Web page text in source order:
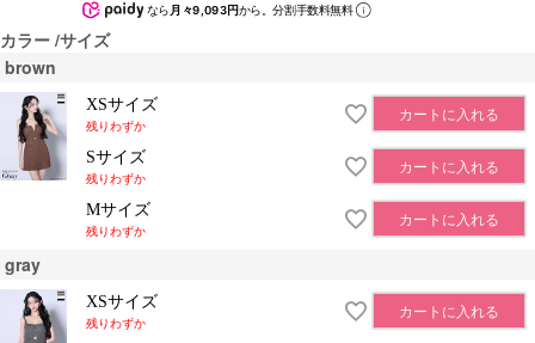
なら 月々9,093円から。分割手数料無料
カラー サイズ
brown
XSサイズ
残りわずか
カートに入れる
Sサイズ
残りわずか
カートに入れる
Mサイズ
残りわずか
カートに入れる
gray
XSサイズ
残りわずか
カートに入れる